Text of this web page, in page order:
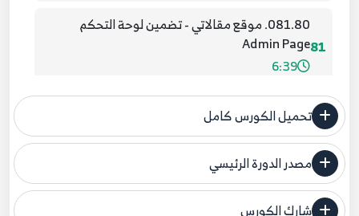
81
081.80. موقع مقالاتي - تضمين لوحة التحكم
Admin Page
6:39
82
Tables
5:05
083.82. موقع مقالاتي عملية تسجيل الاشتراك في
الموقع Registration Process
تحميل الكورس كامل
مصدر الدورة الرئيسي
فنحن لا ندعي ملكية أي دورة ولهذا نضع المصدر الأصلي لكم
شارك الكورس